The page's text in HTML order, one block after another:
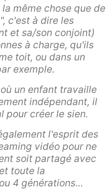
même chose que de
c'est à dire les
et sa/son conjoint)
à charge, qu'ils
toit, ou dans un
exemple.
un enfant travaille
indépendant, il
pour créer le sien.
l'esprit des
vidéo pour ne
soit partagé avec
toute la
4 générations...